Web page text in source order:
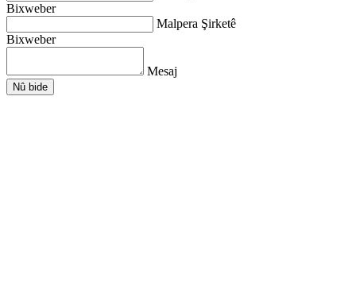
Bixweber
Malpera Şirketê
Bixweber
Mesaj
Nû bide